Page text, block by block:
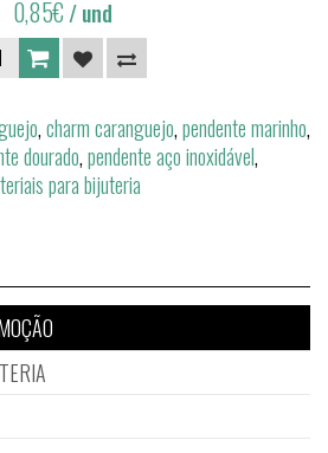
0,85€/ und
,charm caranguejo,pendente marinho,
dourado,pendente aço inoxidável,
para bijuteria